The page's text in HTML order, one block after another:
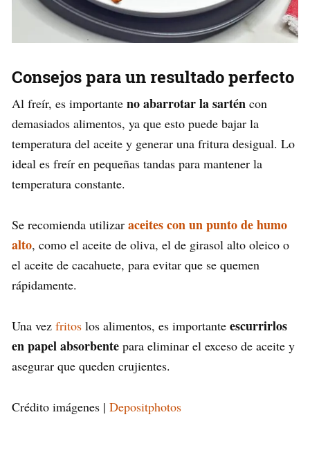
Consejos para un resultado perfecto
Al freír, es importante no abarrotar la sartén con
demasiados alimentos, ya que esto puede bajar la
temperatura del aceite y generar una fritura desigual. Lo
ideal es freír en pequeñas tandas para mantener la
temperatura constante.
Se recomienda utilizar aceites con un punto de humo
alto, como el aceite de oliva, el de girasol alto oleico o
el aceite de cacahuete, para evitar que se quemen
rápidamente.
Una vez fritos los alimentos, es importante escurrirlos
en papel absorbente para eliminar el exceso de aceite y
asegurar que queden crujientes.
Crédito imágenes | Depositphotos